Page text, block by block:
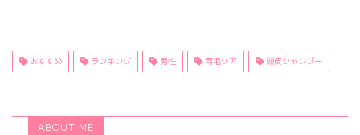
おすすめ ランキング 男性 育毛ケア 頭皮シャンプー
ABOUT ME